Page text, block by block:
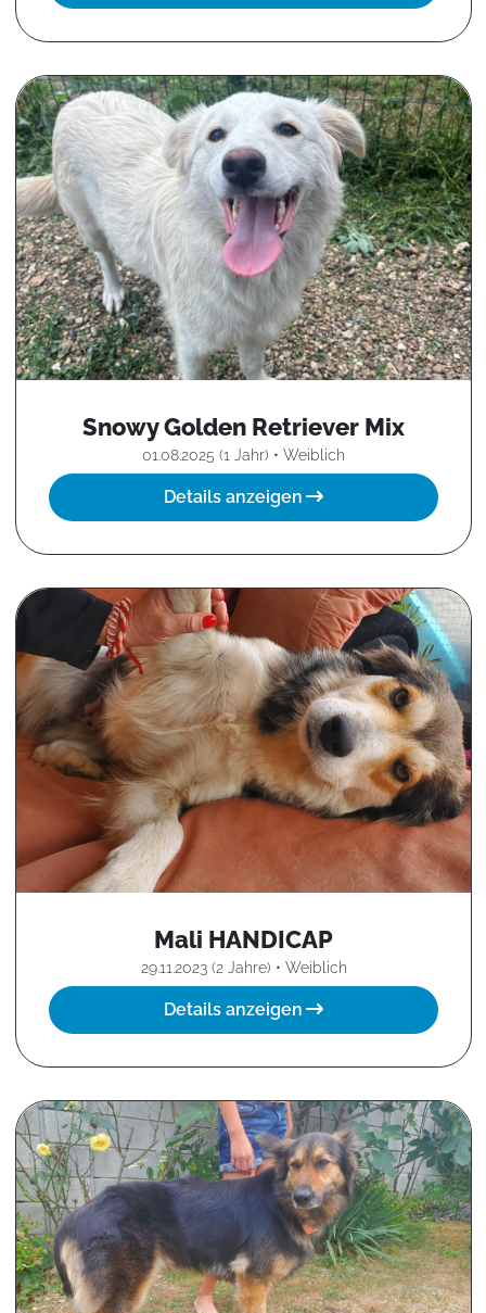
Snowy Golden Retriever Mix
01.08.2025 (1 Jahr) • Weiblich
Details anzeigen
Mali HANDICAP
29.11.2023 (2 Jahre) • Weiblich
Details anzeigen